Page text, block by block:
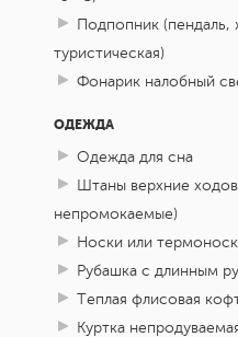
Подпопник (пендаль,
туристическая)
Фонарик налобный
ОДЕЖДА
Одежда для сна
Штаны верхние
непромокаемые)
Носки или
Рубашка с длинным
Теплая флисовая
Куртка